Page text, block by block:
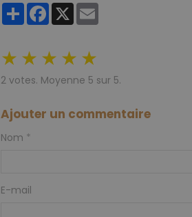
PartagerFacebook
X
★ ★ ★ ★ ★
2 votes. Moyenne 5 sur 5.
Ajouter un commentaire
Nom
E-mail